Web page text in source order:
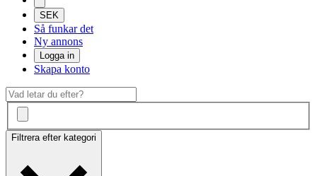
SEK
Så funkar det
Ny annons
Logga in
Skapa konto
Filtrera efter kategori